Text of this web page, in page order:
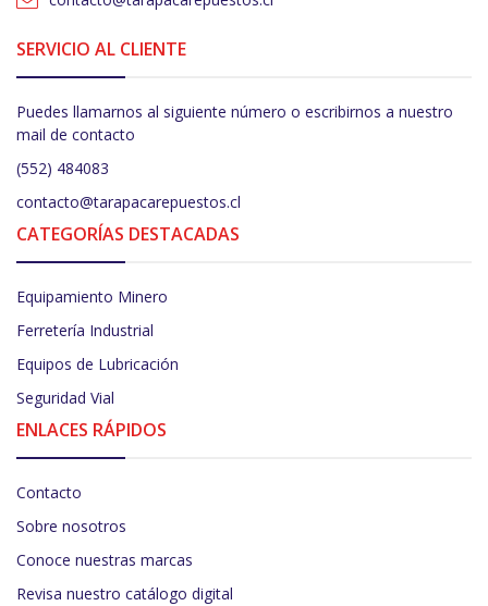
SERVICIO AL CLIENTE
Puedes llamarnos al siguiente número o escribirnos a nuestro
mail de contacto
(552) 484083
contacto@tarapacarepuestos.cl
CATEGORÍAS DESTACADAS
Equipamiento Minero
Ferretería Industrial
Equipos de Lubricación
Seguridad Vial
ENLACES RÁPIDOS
Contacto
Sobre nosotros
Conoce nuestras marcas
Revisa nuestro catálogo digital